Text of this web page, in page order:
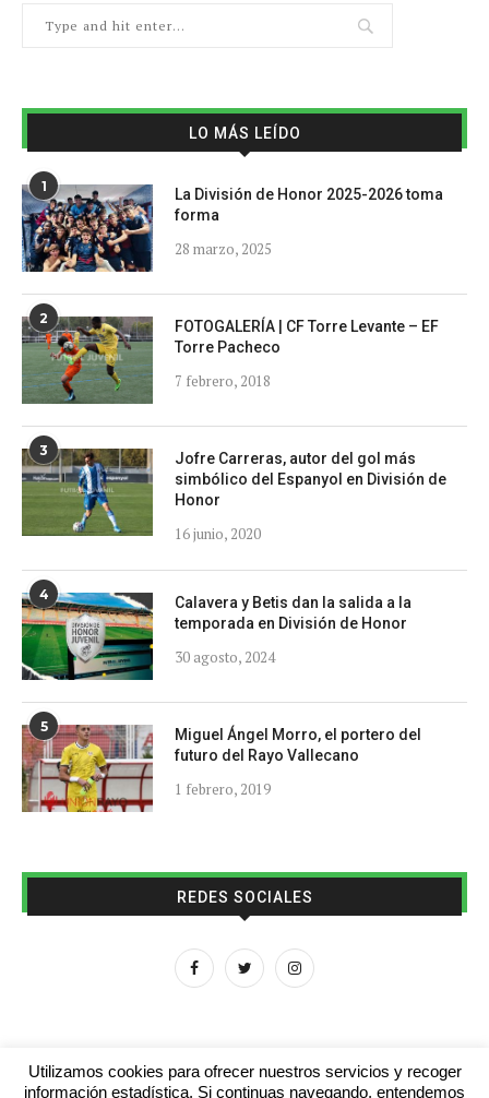
LO MÁS LEÍDO
1
La División de Honor 2025-2026 toma
forma
28 marzo, 2025
2
FOTOGALERÍA | CF Torre Levante – EF
Torre Pacheco
7 febrero, 2018
3
Jofre Carreras, autor del gol más
simbólico del Espanyol en División de
Honor
16 junio, 2020
4
Calavera y Betis dan la salida a la
temporada en División de Honor
30 agosto, 2024
5
Miguel Ángel Morro, el portero del
futuro del Rayo Vallecano
1 febrero, 2019
REDES SOCIALES
Utilizamos cookies para ofrecer nuestros servicios y recoger
información estadística. Si continuas navegando, entendemos